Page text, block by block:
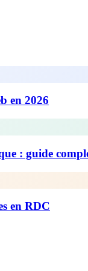
en 2026
: guide
en RDC